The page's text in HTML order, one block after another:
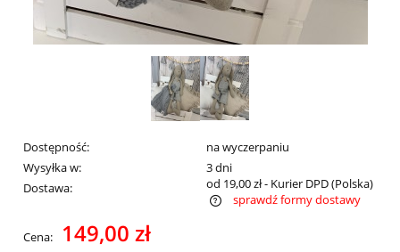
Dostępność:
na wyczerpaniu
Wysyłka w:
3 dni
Dostawa:
od 19,00 zł- Kurier DPD(Polska)
sprawdź formy dostawy
Cena: 149,00 zł